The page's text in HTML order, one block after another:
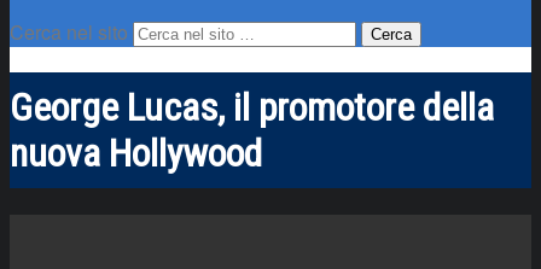
Cerca nel sito
George Lucas, il promotore della
nuova Hollywood